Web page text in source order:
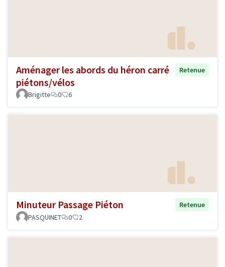
Aménager les abords du héron carré
piétons/vélos
Retenue
Brigitte 0 6
Minuteur Passage Piéton
Retenue
PASQUINET
0 2